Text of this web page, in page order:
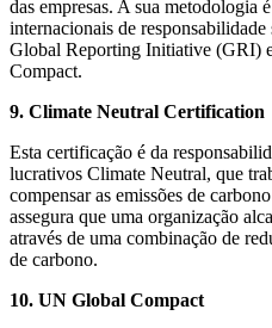
das empresas. A sua metodologia
internacionais de
Global Reporting Initiative (GRI)
Compact.
9. Climate Neutral Certification
Esta certificação é da
lucrativos Climate Neutral, que
compensar as emissões de
assegura que uma organização
através de uma combinação de
de carbono.
10. UN Global Compact